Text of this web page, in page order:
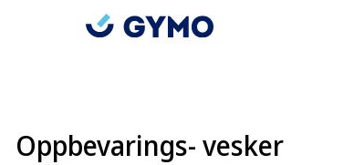
Oppbevarings- vesker